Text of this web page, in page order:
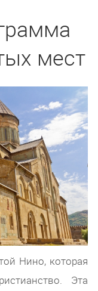
мест
Нино, которая
Эта